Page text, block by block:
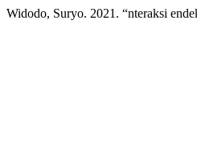
Widodo, Suryo. 2021. “nteraksi